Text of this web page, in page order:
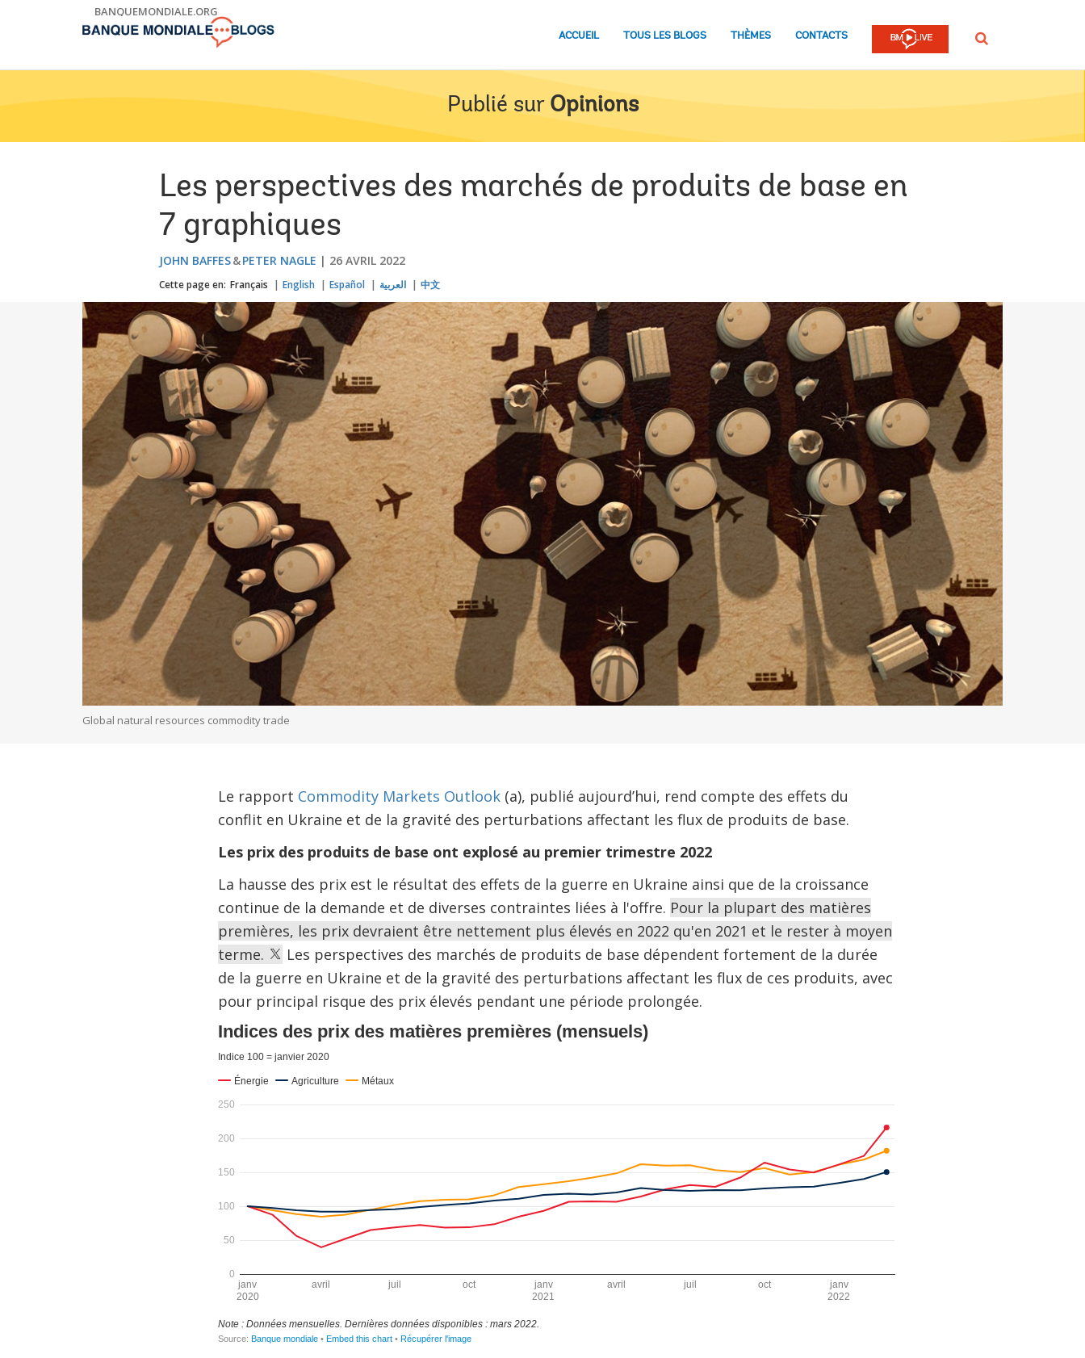
BANQUEMONDIALE.ORG
ACCUEIL TOUS LES BLOGS THÈMES CONTACTS Rechercher
Publié sur Opinions
Les perspectives des marchés de produits de base en
7 graphiques
JOHN BAFFES PETER NAGLE 26 AVRIL 2022
Cette page en: Français English Español العربية 中文
Global natural resources commodity trade
Le rapport Commodity Markets Outlook(a), publié aujourd’hui, rend compte des effets du
conflit en Ukraine et de la gravité des perturbations affectant les flux de produits de base.
Les prix des produits de base ont explosé au premier trimestre 2022
La hausse des prix est le résultat des effets de la guerre en Ukraine ainsi que de la croissance
continue de la demande et de diverses contraintes liées à l'offre. Pour la plupart des matières
premières, les prix devraient être nettement plus élevés en 2022 qu'en 2021 et le rester à moyen
terme.
Les perspectives des marchés de produits de base dépendent fortement de la durée
de la guerre en Ukraine et de la gravité des perturbations affectant les flux de ces produits, avec
pour principal risque des prix élevés pendant une période prolongée.